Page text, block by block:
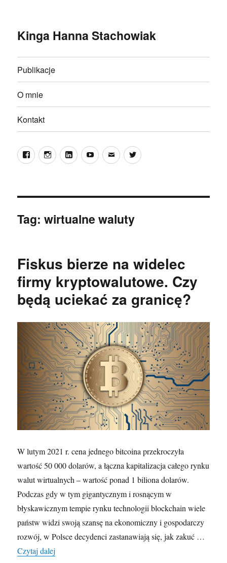
Kinga Hanna Stachowiak
Publikacje
O mnie
Kontakt
FacebookInstagramLinkedInYouTube
E-
mail
Twitter
Tag:wirtualne waluty
Fiskus bierze na widelec
firmy kryptowalutowe. Czy
będą uciekać za granicę?
W lutym 2021 r. cena jednego bitcoina przekroczyła
wartość 50 000 dolarów, a łączna kapitalizacja całego rynku
walut wirtualnych – wartość ponad 1 biliona dolarów.
Podczas gdy w tym gigantycznym i rosnącym w
błyskawicznym tempie rynku technologii blockchain wiele
państw widzi swoją szansę na ekonomiczny i gospodarczy
rozwój, w Polsce decydenci zastanawiają się, jak zakuć …
Czytaj dalej